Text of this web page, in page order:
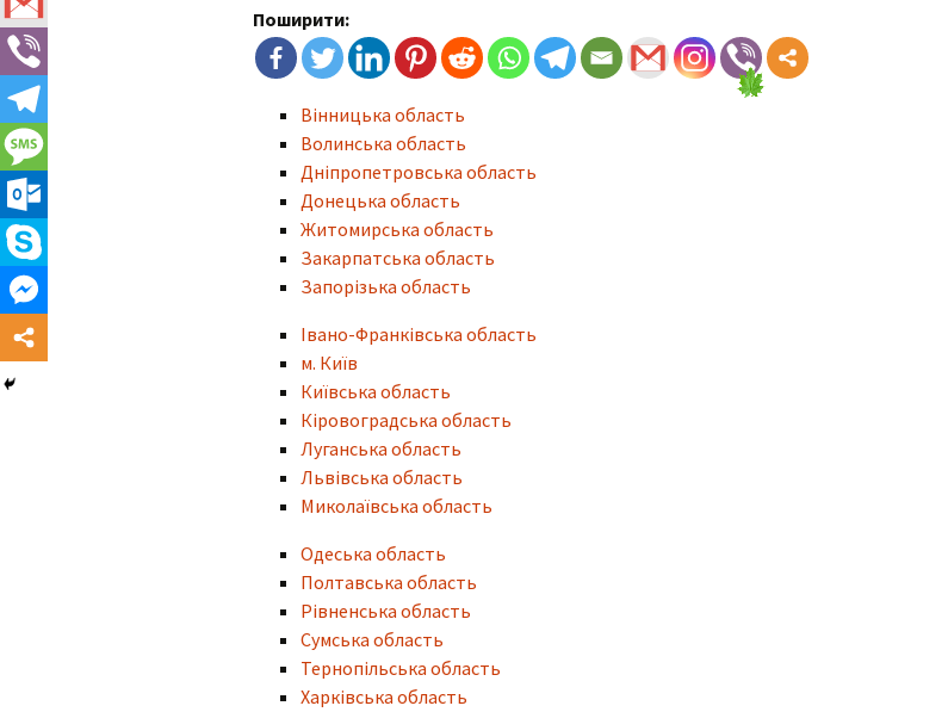
Екзамен в ТСЦ
Категрія А1
Перепідготовка з В на С
Питання та іспит з ПДР
Поширити:
Вінницька область
Волинська область
Дніпропетровська область
Донецька область
Житомирська область
Закарпатська область
Запорізька область
Івано-Франківська область
м. Київ
Київська область
Кіровоградська область
Луганська область
Львівська область
Миколаївська область
Одеська область
Полтавська область
Рівненська область
Сумська область
Тернопільська область
Харківська область